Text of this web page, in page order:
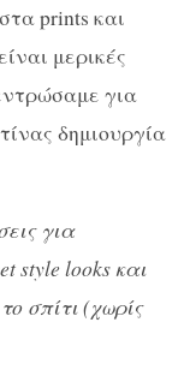
prints και
μερικές
για
δημιουργία
για
style looks και
σπίτι (χωρίς